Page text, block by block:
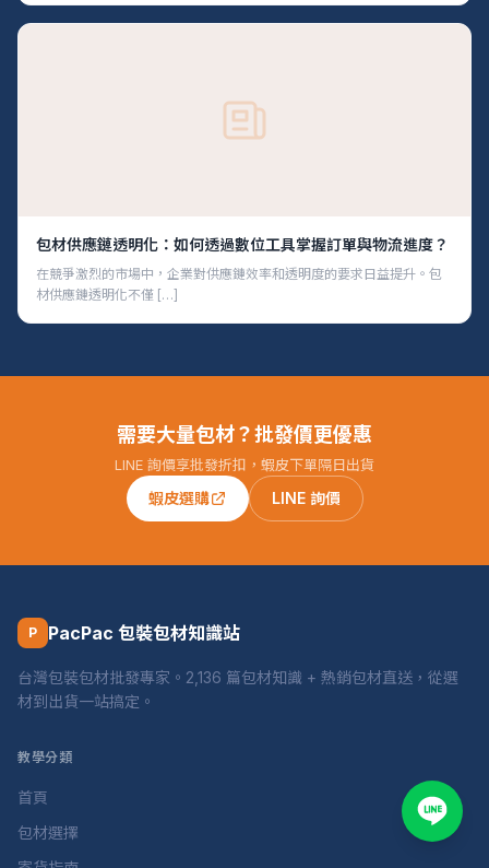
包材供應鏈透明化：如何透過數位工具掌握訂單與物流進度？
在競爭激烈的市場中，企業對供應鏈效率和透明度的要求日益提升。包
材供應鏈透明化不僅 […]
需要大量包材？批發價更優惠
LINE 詢價享批發折扣，蝦皮下單隔日出貨
蝦皮選購 LINE 詢價
P PacPac 包裝包材知識站
台灣包裝包材批發專家。2,136 篇包材知識 + 熱銷包材直送，從選
材到出貨一站搞定。
教學分類
首頁
包材選擇